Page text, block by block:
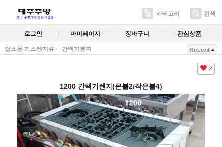
카테고리 검색
로그인 마이페이지 장바구니 관심상품
업소용 가스렌지류 간택기렌지 Recent
2
1200 간택기렌지(큰불2/작은불4)